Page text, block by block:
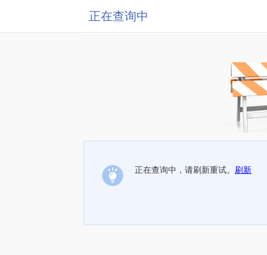
正在查询中
正在查询中，请刷新重试。 刷新